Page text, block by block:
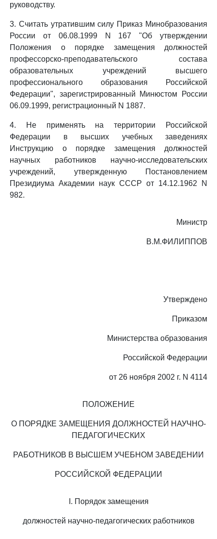
руководству.
3. Считать утратившим силу Приказ Минобразования
России от 06.08.1999 N 167 "Об утверждении
Положения о порядке замещения должностей
профессорско-преподавательского состава
образовательных учреждений высшего
профессионального образования Российской
Федерации", зарегистрированный Минюстом России
06.09.1999, регистрационный N 1887.
4. Не применять на территории Российской
Федерации в высших учебных заведениях
Инструкцию о порядке замещения должностей
научных работников научно-исследовательских
учреждений, утвержденную Постановлением
Президиума Академии наук СССР от 14.12.1962 N
982.
Министр
В.М.ФИЛИППОВ
Утверждено
Приказом
Министерства образования
Российской Федерации
от 26 ноября 2002 г. N 4114
ПОЛОЖЕНИЕ
О ПОРЯДКЕ ЗАМЕЩЕНИЯ ДОЛЖНОСТЕЙ НАУЧНО-
ПЕДАГОГИЧЕСКИХ
РАБОТНИКОВ В ВЫСШЕМ УЧЕБНОМ ЗАВЕДЕНИИ
РОССИЙСКОЙ ФЕДЕРАЦИИ
I. Порядок замещения
должностей научно-педагогических работников